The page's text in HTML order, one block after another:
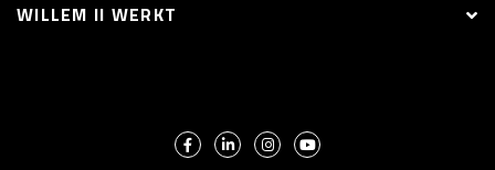
WILLEM II WERKT